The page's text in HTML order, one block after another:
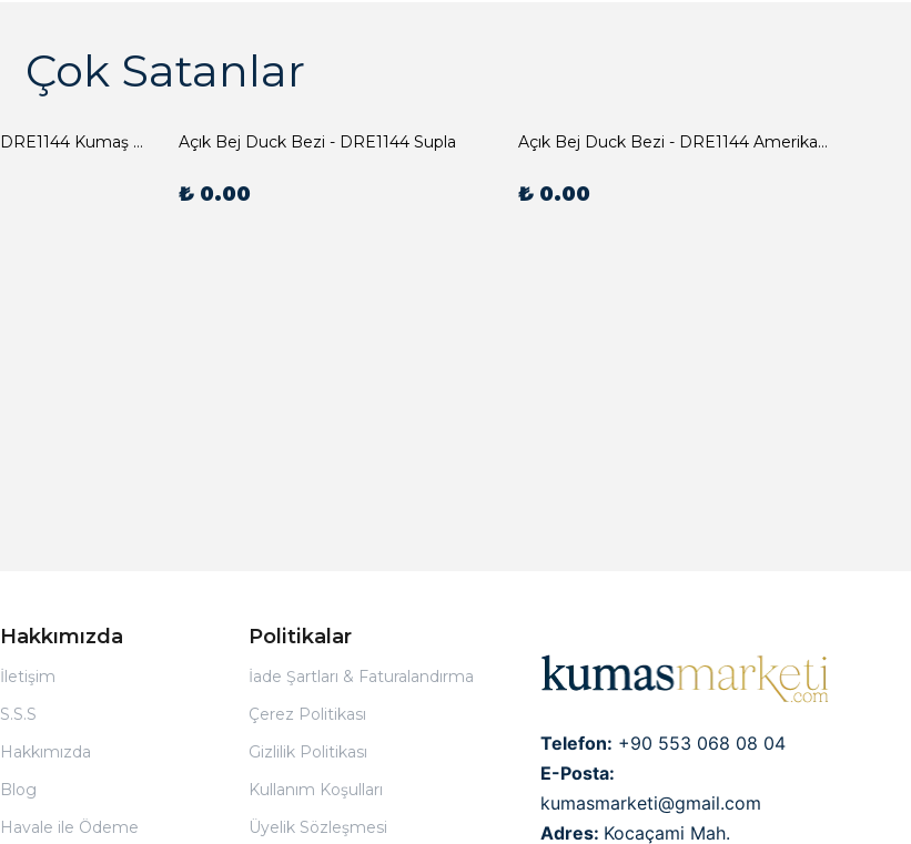
Çok Satanlar
Açık Bej Duck Bezi - DRE1144 Kumaş Peçete Açık Bej Duck Bezi - DRE1144 Supla
₺ 0.00
Açık Bej Duck Bezi - DRE1144 Amerikan Servis
₺ 0.00
Hakkımızda
İletişim
S.S.S
Hakkımızda
Blog
Havale ile Ödeme
Politikalar
İade Şartları & Faturalandırma
Çerez Politikası
Gizlilik Politikası
Kullanım Koşulları
Üyelik Sözleşmesi
Telefon: +90 553 068 08 04
E-Posta:
kumasmarketi@gmail.com
Adres: Kocaçami Mah.